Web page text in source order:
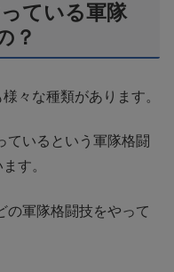
ている軍隊
？
々な種類があります。
ているという軍隊格闘
す。
の軍隊格闘技をやって